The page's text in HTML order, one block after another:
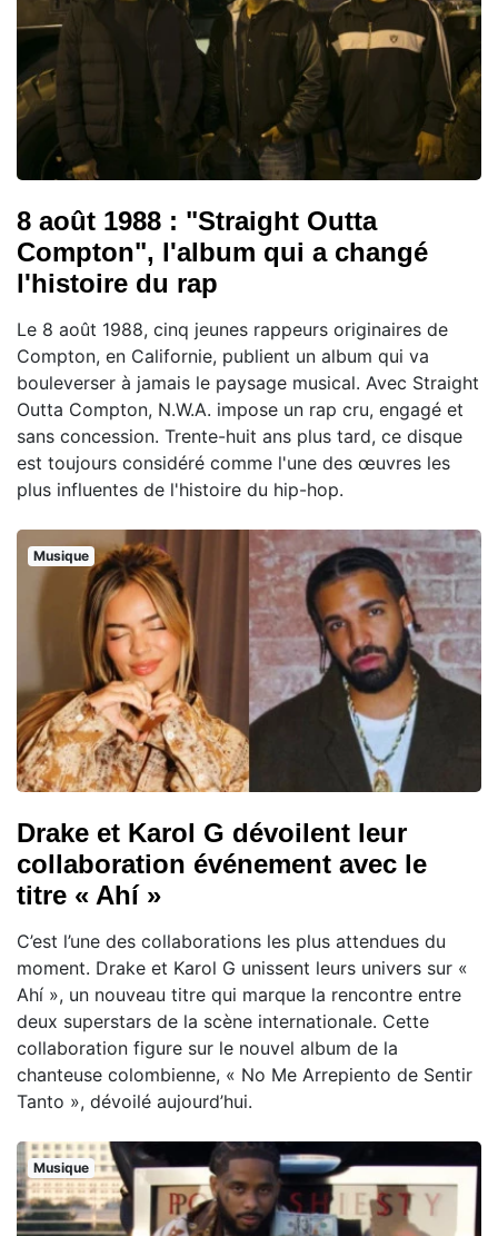
8 août 1988 : "Straight Outta
Compton", l'album qui a changé
l'histoire du rap
Le 8 août 1988, cinq jeunes rappeurs originaires de
Compton, en Californie, publient un album qui va
bouleverser à jamais le paysage musical. Avec Straight
Outta Compton, N.W.A. impose un rap cru, engagé et
sans concession. Trente-huit ans plus tard, ce disque
est toujours considéré comme l'une des œuvres les
plus influentes de l'histoire du hip-hop.
Musique
Drake et Karol G dévoilent leur
collaboration événement avec le
titre « Ahí »
C’est l’une des collaborations les plus attendues du
moment. Drake et Karol G unissent leurs univers sur «
Ahí », un nouveau titre qui marque la rencontre entre
deux superstars de la scène internationale. Cette
collaboration figure sur le nouvel album de la
chanteuse colombienne, « No Me Arrepiento de Sentir
Tanto », dévoilé aujourd’hui.
Musique